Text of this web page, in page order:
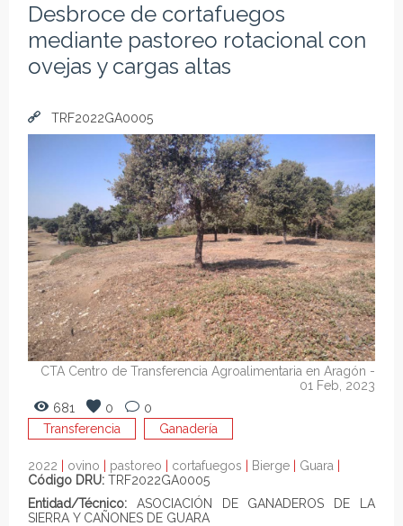
Desbroce de cortafuegos
mediante pastoreo rotacional con
ovejas y cargas altas
TRF2022GA0005
CTA Centro de Transferencia Agroalimentaria en Aragón -
01 Feb, 2023
681
0
0
Transferencia
Ganadería
2022 | ovino | pastoreo | cortafuegos | Bierge | Guara |
Código DRU: TRF2022GA0005
Entidad/Técnico: ASOCIACIÓN DE GANADEROS DE LA
SIERRA Y CAÑONES DE GUARA